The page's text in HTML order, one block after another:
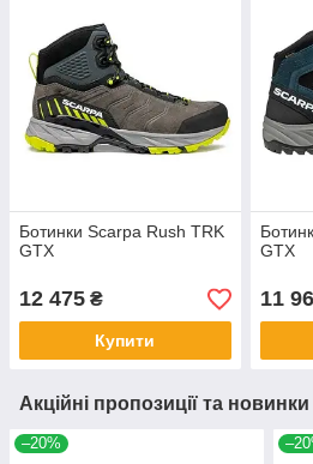
Ботинки Scarpa Rush TRK
GTX
12 475 ₴
Купити
GTX
11
Акційні пропозиції та новинки
–20%